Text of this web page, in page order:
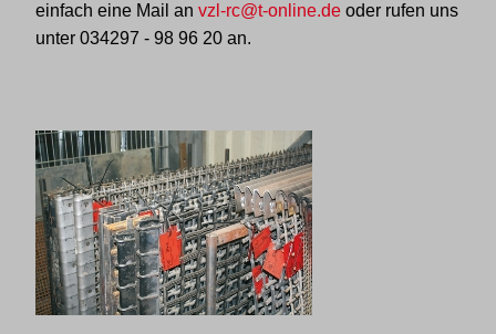
einfach eine Mail an vzl-rc@t-online.deoder rufen uns
unter 034297 - 98 96 20an.